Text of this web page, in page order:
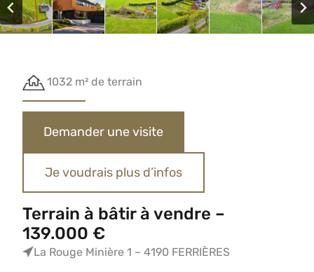
1032 m² de terrain
Demander une visite
Je voudrais plus d’infos
Terrain à bâtir à vendre –
139.000 €
La Rouge Minière 1 – 4190 FERRIÈRES